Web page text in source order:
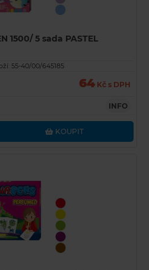
1500/ 5 sada PASTEL
55-40/00/645185
64 Kč s DPH
INFO
KOUPIT